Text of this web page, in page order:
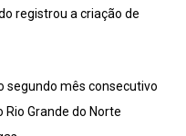
registrou a criação de
segundo mês consecutivo
Grande do Norte